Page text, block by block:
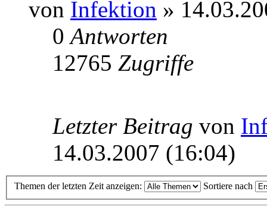
von Infektion »
0Antworten
12765 Zugriffe
Letzter Beitrag von
14.03.2007 (16:04)
Themen der letzten Zeit anzeigen: Sortiere nach